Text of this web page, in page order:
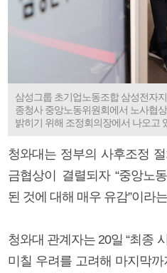
삼성그룹 초기업노동조합 삼성전자
종청사 중앙노동위원회에서 노사협
밝히기 위해 조정회의장에서 나오고
청와대는 정부의 사후조정
금협상이 결렬되자 “중앙노
된 것에 대해 매우 유감”이라
청와대 관계자는 20일 “최종
미칠 우려를 고려해 마지막